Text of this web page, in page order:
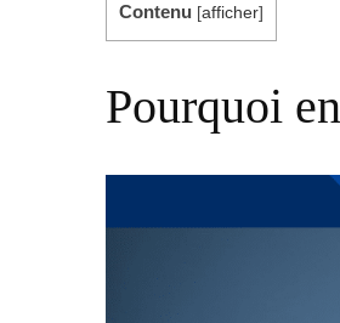
Contenu [afficher]
Pourquoi